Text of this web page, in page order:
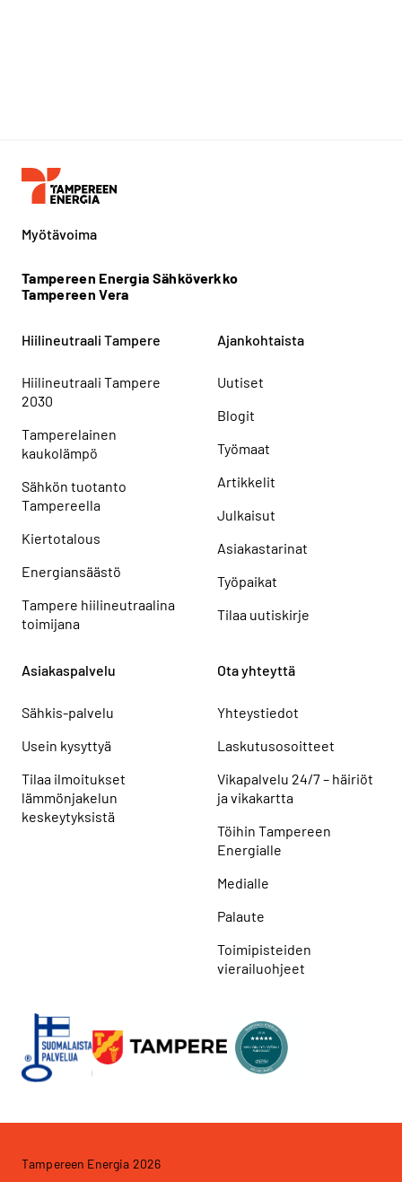
Myötävoima
Tampereen Energia Sähköverkko
Tampereen Vera
Hiilineutraali Tampere
Hiilineutraali Tampere
2030
Tamperelainen
kaukolämpö
Sähkön tuotanto
Tampereella
Kiertotalous
Energiansäästö
Tampere hiilineutraalina
toimijana
Ajankohtaista
Uutiset
Blogit
Työmaat
Artikkelit
Julkaisut
Asiakastarinat
Työpaikat
Tilaa uutiskirje
Asiakaspalvelu
Sähkis-palvelu
Usein kysyttyä
Tilaa ilmoitukset
lämmönjakelun
keskeytyksistä
Ota yhteyttä
Yhteystiedot
Laskutusosoitteet
Vikapalvelu 24/7 – häiriöt
ja vikakartta
Töihin Tampereen
Energialle
Medialle
Palaute
Toimipisteiden
vierailuohjeet
Tampereen Energia 2026